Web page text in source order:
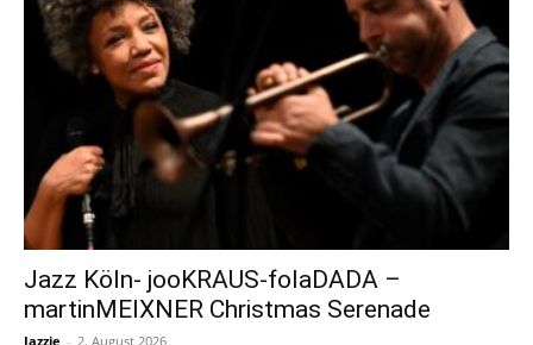
Jazz Köln- jooKRAUS-folaDADA –
martinMEIXNER Christmas Serenade
Jazzie - 2. August 2026